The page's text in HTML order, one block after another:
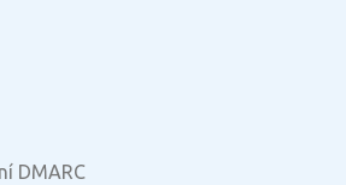
DMARC